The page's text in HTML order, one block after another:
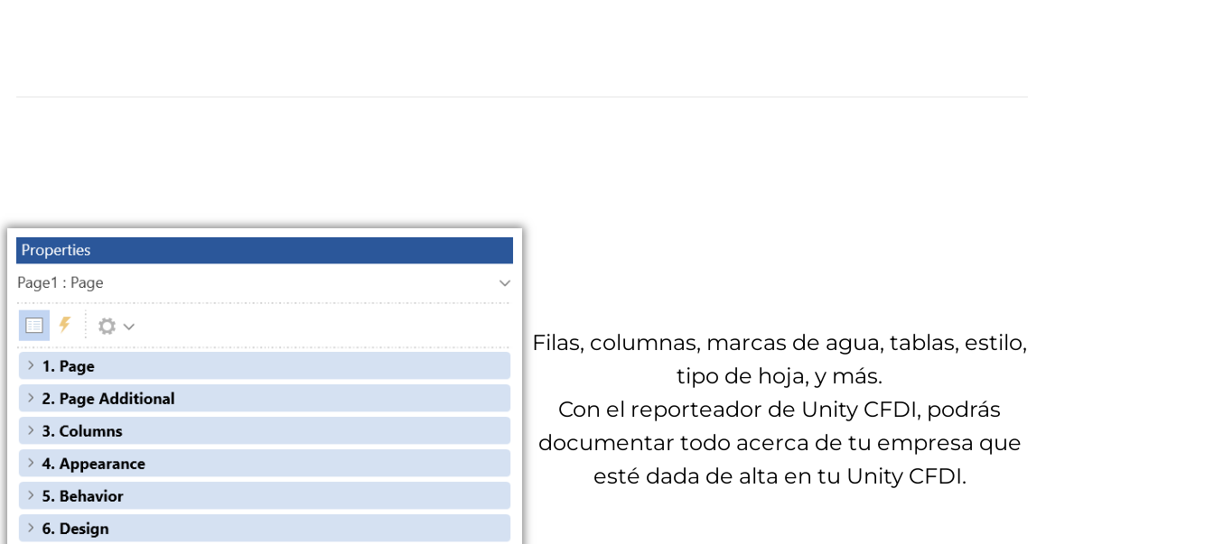
Filas, columnas, marcas de agua, tablas, estilo,
tipo de hoja, y más.
Con el reporteador de Unity CFDI, podrás
documentar todo acerca de tu empresa que
esté dada de alta en tu Unity CFDI.